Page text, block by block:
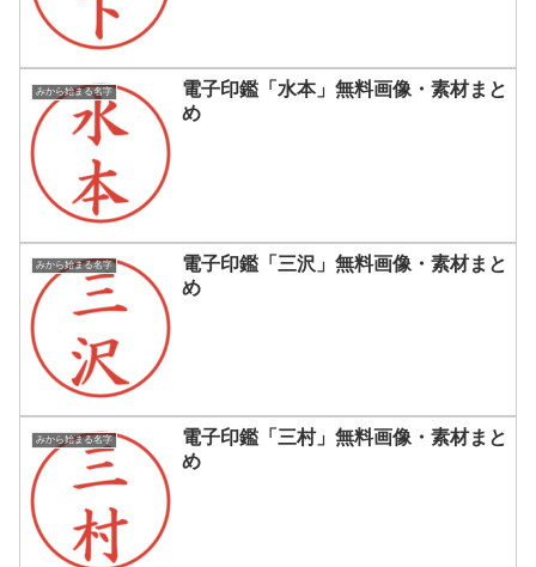
みから始まる名字
電子印鑑「水本」無料画像・素材まと
め
みから始まる名字
電子印鑑「三沢」無料画像・素材まと
め
みから始まる名字
電子印鑑「三村」無料画像・素材まと
め